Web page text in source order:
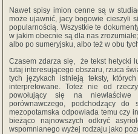
Nawet spisy imion cenne są w
może ujawnić, jacy bogowie cieszyli
popularnością. Wszystkie te
w jakim obecnie są dla nas
albo po sumeryjsku, albo też w obu
Czasem zdarza się, że tekst hetycki
tutaj interesującego obszaru, rzuca
tych językach istnieją teksty,
interpretowane. Toteż nie od
powołujący się na
porównawczego, podchodzący
mezopotamska odpowiada temu czy
bieżąco najnowszych odkryć
wspomnianego wyżej rodzaju jako